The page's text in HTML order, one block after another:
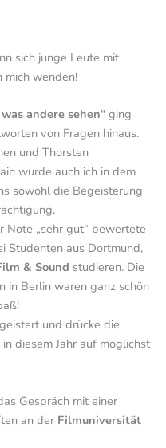
sich junge Leute mit
mich wenden!
andere sehen“ ging
von Fragen hinaus.
und Thorsten
wurde auch ich in dem
sowohl die Begeisterung
Note „sehr gut“ bewertete
Studenten aus Dortmund,
& Sound studieren. Die
in Berlin waren ganz schön
und drücke die
diesem Jahr auf möglichst
Gespräch mit einer
an der Filmuniversität